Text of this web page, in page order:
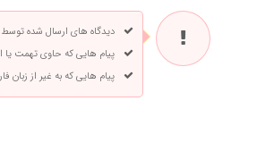
دیدگاه های ارسال شده
پیام هایی که حاوی تهمت یا
پیام هایی که به غیر از زبان